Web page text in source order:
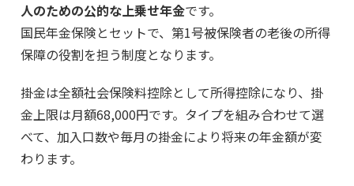
人のための公的な上乗せ年金です。
国民年金保険とセットで、第1号被保険者の老後の所得
保障の役割を担う制度となります。
掛金は全額社会保険料控除として所得控除になり、掛
金上限は月額68,000円です。タイプを組み合わせて選
べて、加入口数や毎月の掛金により将来の年金額が変
わります。